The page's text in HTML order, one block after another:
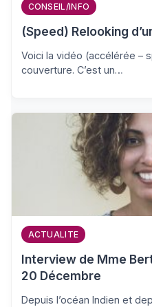
CONSEIL/INFO
(Speed) Relooking
Voici la vidéo (accélérée –
couverture. C’est un…
ACTUALITE
Interview de Mme
20 Décembre
Depuis l’océan Indien et